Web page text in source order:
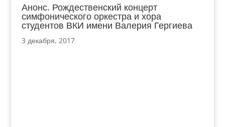
Анонс. Рождественский концерт
симфонического оркестра и хора
студентов ВКИ имени Валерия Гергиева
3 декабря, 2017